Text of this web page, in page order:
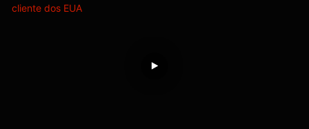
instalou e completou máis de 200 liñas de produción e equipos, e